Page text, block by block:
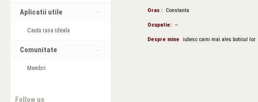
Aplicatii utile
Cauta rasa ideala
Comunitate
Membri
Follow us
Oras : Constanta
Ocupatie: --
Despre mine iubesc caini mai ales boticul lor